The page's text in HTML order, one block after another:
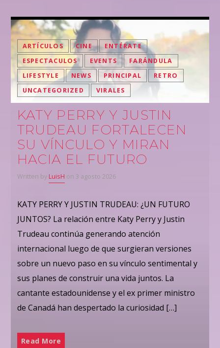
ARTÍCULOS CINE
ENTÉRATE
ESPECTACULOS
EVENTS
FARÁNDULA
LIFESTYLE
NEWS PRINCIPAL
RETRO
UNCATEGORIZED
VIRALES
KATY PERRY Y JUSTIN
TRUDEAU FORTALECEN
SU VÍNCULO Y MIRAN
HACIA EL FUTURO
Written by LuisH on 3 agosto 2026
KATY PERRY Y JUSTIN TRUDEAU: ¿UN FUTURO
JUNTOS? La relación entre Katy Perry y Justin
Trudeau continúa generando atención
internacional luego de que surgieran versiones
sobre un nuevo paso en su vínculo sentimental y
sus planes de construir una vida juntos. La
cantante estadounidense y el ex primer ministro
de Canadá han despertado la curiosidad […]
Read More